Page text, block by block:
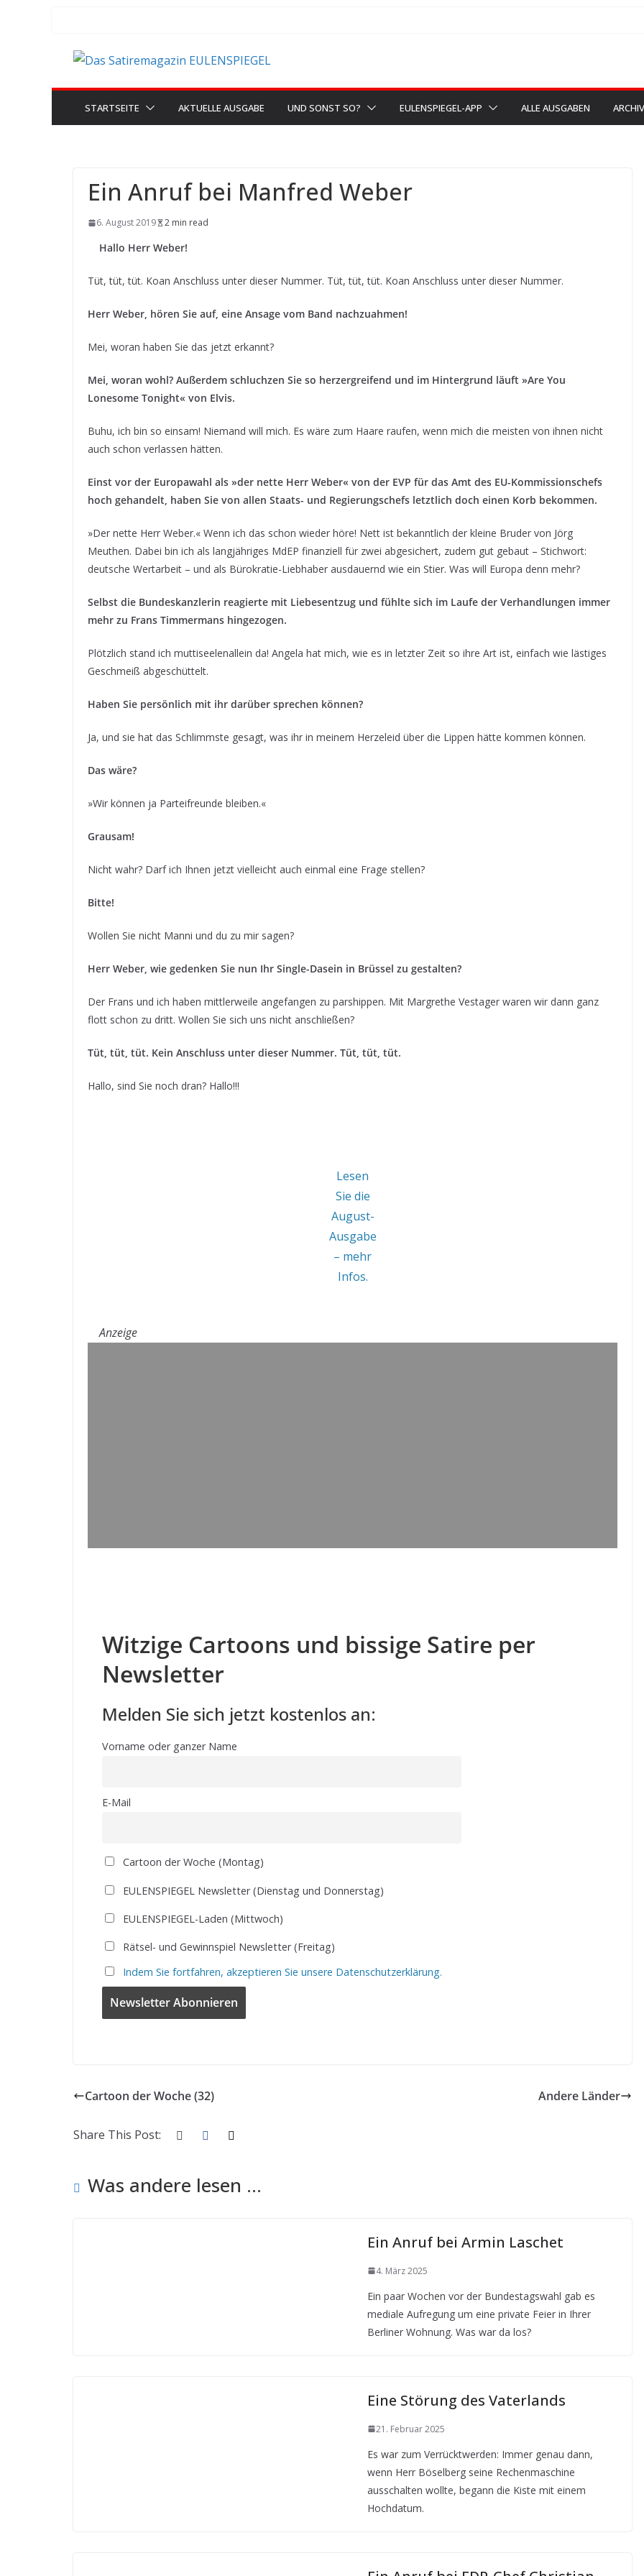
springen
STARTSEITE AKTUELLE AUSGABE UND SONST SO? EULENSPIEGEL-APP ALLE AUSGABEN ARCHIV
Ein Anruf bei Manfred Weber
6. August 2019 2 min read
Hallo Herr Weber!
Tüt, tüt, tüt. Koan Anschluss unter dieser Nummer. Tüt, tüt, tüt. Koan Anschluss unter dieser Nummer.
Herr Weber, hören Sie auf, eine Ansage vom Band nachzuahmen!
Mei, woran haben Sie das jetzt erkannt?
Mei, woran wohl? Außerdem schluchzen Sie so herzergreifend und im Hintergrund läuft »Are You
Lonesome Tonight« von Elvis.
Buhu, ich bin so einsam! Niemand will mich. Es wäre zum Haare raufen, wenn mich die meisten von ihnen nicht
auch schon verlassen hätten.
Einst vor der Europawahl als »der nette Herr Weber« von der EVP für das Amt des EU-Kommissionschefs
hoch gehandelt, haben Sie von allen Staats- und Regierungschefs letztlich doch einen Korb bekommen.
»Der nette Herr Weber.« Wenn ich das schon wieder höre! Nett ist bekanntlich der kleine Bruder von Jörg
Meuthen. Dabei bin ich als langjähriges MdEP finanziell für zwei abgesichert, zudem gut gebaut – Stichwort:
deutsche Wertarbeit – und als Bürokratie-Liebhaber ausdauernd wie ein Stier. Was will Europa denn mehr?
Selbst die Bundeskanzlerin reagierte mit Liebesentzug und fühlte sich im Laufe der Verhandlungen immer
mehr zu Frans Timmermans hingezogen.
Plötzlich stand ich muttiseelenallein da! Angela hat mich, wie es in letzter Zeit so ihre Art ist, einfach wie lästiges
Geschmeiß abgeschüttelt.
Haben Sie persönlich mit ihr darüber sprechen können?
Ja, und sie hat das Schlimmste gesagt, was ihr in meinem Herzeleid über die Lippen hätte kommen können.
Das wäre?
»Wir können ja Parteifreunde bleiben.«
Grausam!
Nicht wahr? Darf ich Ihnen jetzt vielleicht auch einmal eine Frage stellen?
Bitte!
Wollen Sie nicht Manni und du zu mir sagen?
Herr Weber, wie gedenken Sie nun Ihr Single-Dasein in Brüssel zu gestalten?
Der Frans und ich haben mittlerweile angefangen zu parshippen. Mit Margrethe Vestager waren wir dann ganz
flott schon zu dritt. Wollen Sie sich uns nicht anschließen?
Tüt, tüt, tüt. Kein Anschluss unter dieser Nummer. Tüt, tüt, tüt.
Hallo, sind Sie noch dran? Hallo!!!
Lesen
Sie die
August-
Ausgabe
– mehr
Infos.
Anzeige
Witzige Cartoons und bissige Satire per
Newsletter
Melden Sie sich jetzt kostenlos an:
Vorname oder ganzer Name
E-Mail
Cartoon der Woche (Montag)
EULENSPIEGEL Newsletter (Dienstag und Donnerstag)
EULENSPIEGEL-Laden (Mittwoch)
Rätsel- und Gewinnspiel Newsletter (Freitag)
Indem Sie fortfahren, akzeptieren Sie unsere Datenschutzerklärung.
Cartoon der Woche (32) Andere Länder
Share This Post:
Was andere lesen ...
Ein Anruf bei Armin Laschet
4. März 2025
Ein paar Wochen vor der Bundestagswahl gab es
mediale Aufregung um eine private Feier in Ihrer
Berliner Wohnung. Was war da los?
Eine Störung des Vaterlands
21. Februar 2025
Es war zum Verrücktwerden: Immer genau dann,
wenn Herr Böselberg seine Rechenmaschine
ausschalten wollte, begann die Kiste mit einem
Hochdatum.